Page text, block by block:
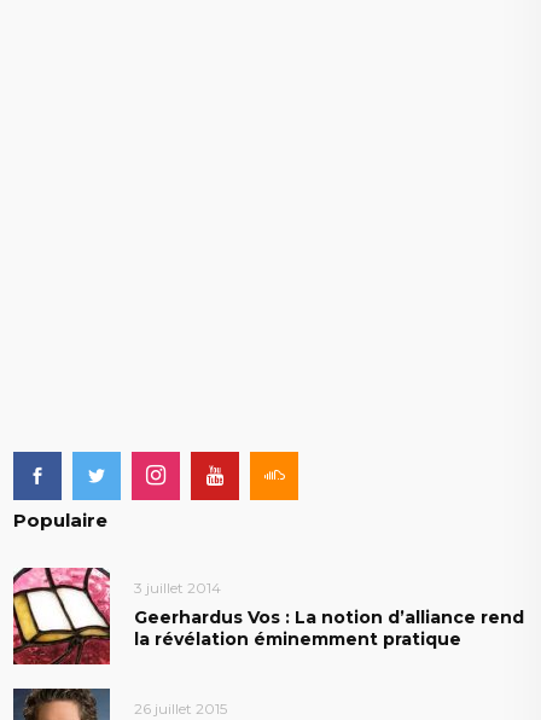
Populaire
3 juillet 2014
Geerhardus Vos : La notion d’alliance rend
la révélation éminemment pratique
26 juillet 2015